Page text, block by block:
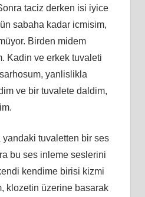
taciz derken isi iyice
sabaha kadar icmisim,
Birden midem
Kadin ve erkek tuvaleti
yanlislikla
ve bir tuvalete daldim,
tuvaletten bir ses
bu ses inleme seslerini
kendime birisi kizmi
klozetin üzerine basarak